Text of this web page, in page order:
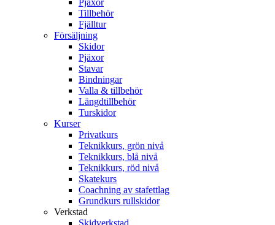
Pjäxor
Tillbehör
Fjälltur
Försäljning
Skidor
Pjäxor
Stavar
Bindningar
Valla & tillbehör
Längdtillbehör
Turskidor
Kurser
Privatkurs
Teknikkurs, grön nivå
Teknikkurs, blå nivå
Teknikkurs, röd nivå
Skatekurs
Coachning av stafettlag
Grundkurs rullskidor
Verkstad
Skidverkstad